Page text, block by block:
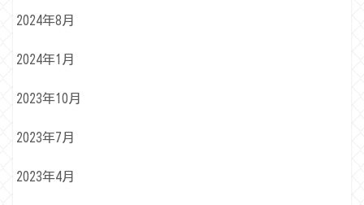
2024年8月
2024年1月
2023年10月
2023年7月
2023年4月